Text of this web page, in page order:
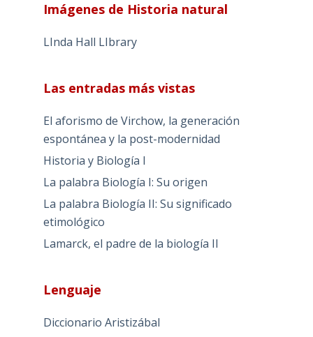
Imágenes de Historia natural
LInda Hall LIbrary
Las entradas más vistas
El aforismo de Virchow, la generación
espontánea y la post-modernidad
Historia y Biología I
La palabra Biología I: Su origen
La palabra Biología II: Su significado
etimológico
Lamarck, el padre de la biología II
Lenguaje
Diccionario Aristizábal